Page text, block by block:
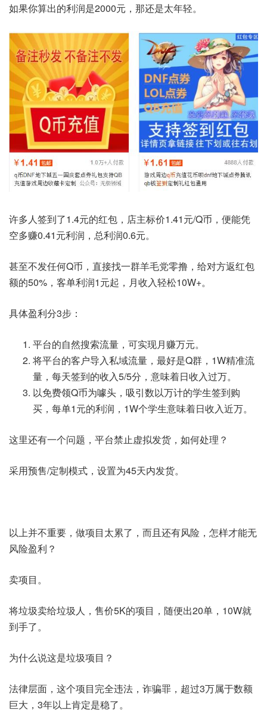
如果你算出的利润是2000元，那还是太年轻。
许多人签到了1.4元的红包，店主标价1.41元/Q币，便能凭
空多赚0.41元利润，总利润0.6元。
甚至不发任何Q币，直接找一群羊毛党零撸，给对方返红包
额的50%，客单利润1元起，月收入轻松10W+。
具体盈利分3步：
平台的自然搜索流量，可实现月赚万元。
将平台的客户导入私域流量，最好是Q群，1W精准流
量，每天签到的收入5/5分，意味着日收入过万。
以免费领Q币为噱头，吸引数以万计的学生签到购
买，每单1元的利润，1W个学生意味着日收入近万。
这里还有一个问题，平台禁止虚拟发货，如何处理？
采用预售/定制模式，设置为45天内发货。
以上并不重要，做项目太累了，而且还有风险，怎样才能无
风险盈利？
卖项目。
将垃圾卖给垃圾人，售价5K的项目，随便出20单，10W就
到手了。
为什么说这是垃圾项目？
法律层面，这个项目完全违法，诈骗罪，超过3万属于数额
巨大，3年以上肯定是稳了。